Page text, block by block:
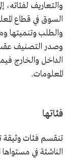
والتعاريف
السوق في قطاع
والطلب وتنميتها
وصدر التصنيف عقب
الداخل والخارج
المعلومات.
فئاتها
تنقسم فئات وثيقة
الناشئة في